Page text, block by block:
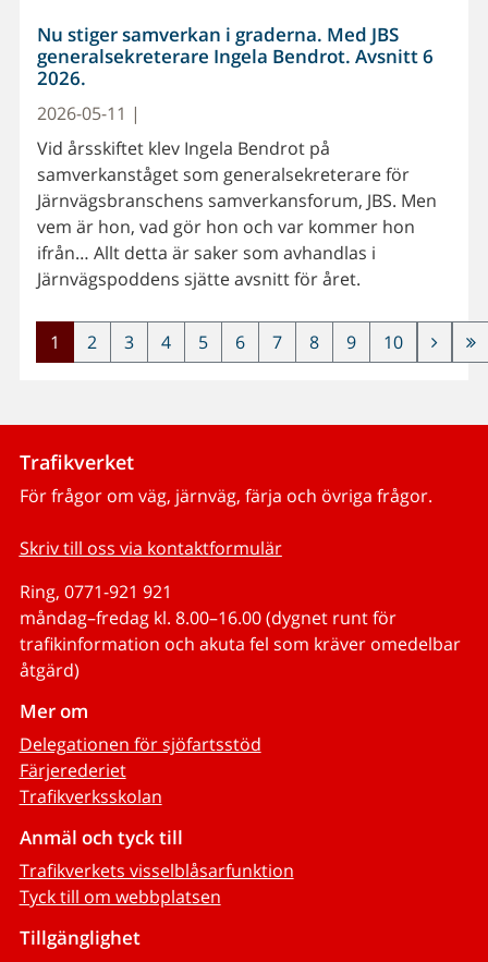
Nu stiger samverkan i graderna. Med JBS
generalsekreterare Ingela Bendrot. Avsnitt 6
2026.
2026-05-11 |
Vid årsskiftet klev Ingela Bendrot på
samverkanståget som generalsekreterare för
Järnvägsbranschens samverkansforum, JBS. Men
vem är hon, vad gör hon och var kommer hon
ifrån… Allt detta är saker som avhandlas i
Järnvägspoddens sjätte avsnitt för året.
1 2 3 4 5 6 7 8 9 10
Trafikverket
För frågor om väg, järnväg, färja och övriga frågor.
Skriv till oss via kontaktformulär
Ring, 0771-921 921
måndag–fredag kl. 8.00–16.00 (dygnet runt för
trafikinformation och akuta fel som kräver omedelbar
åtgärd)
Mer om
Delegationen för sjöfartsstöd
Färjerederiet
Trafikverksskolan
Anmäl och tyck till
Trafikverkets visselblåsarfunktion
Tyck till om webbplatsen
Tillgänglighet